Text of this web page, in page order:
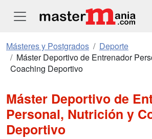
Másteres y Postgrados
Deporte
Máster Deportivo de Entrenador
Coaching Deportivo
Máster Deportivo de
Personal, Nutrición y
Deportivo